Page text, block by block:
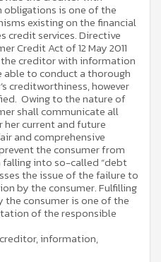
is one of the
existing on the financial
credit services. Directive
Credit Act of 12 May 2011
creditor with information
to conduct a thorough
creditworthiness, however
Owing to the nature of
shall communicate all
current and future
and comprehensive
the consumer from
into so-called “debt
the issue of the failure to
by the consumer. Fulfilling
consumer is one of the
of the responsible
information,